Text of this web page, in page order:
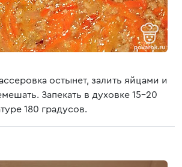
остынет, залить яйцами и
Запекать в духовке 15-20
180 градусов.